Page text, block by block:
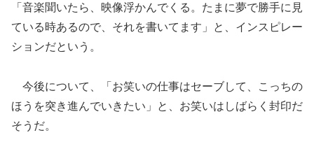
「音楽聞いたら、映像浮かんでくる。たまに夢で勝手に見
ている時あるので、それを書いてます」と、インスピレー
ションだという。
今後について、「お笑いの仕事はセーブして、こっちの
ほうを突き進んでいきたい」と、お笑いはしばらく封印だ
そうだ。